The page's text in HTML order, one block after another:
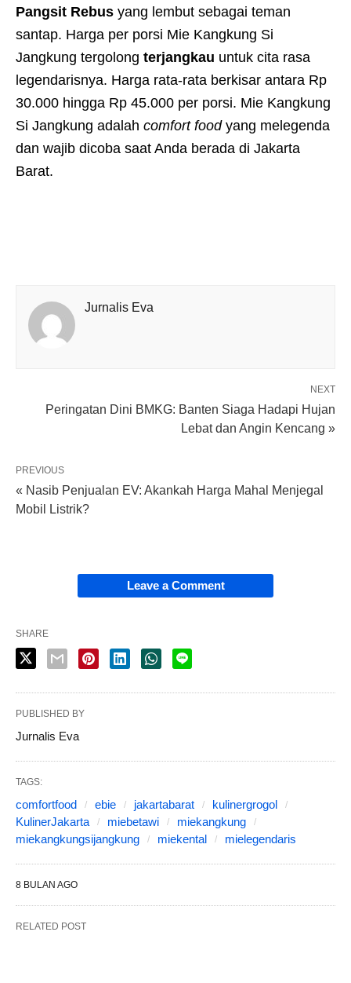
Pangsit Rebus yang lembut sebagai teman
santap. Harga per porsi Mie Kangkung Si
Jangkung tergolong terjangkau untuk cita rasa
legendarisnya. Harga rata-rata berkisar antara Rp
30.000 hingga Rp 45.000 per porsi. Mie Kangkung
Si Jangkung adalah comfort foodyang melegenda
dan wajib dicoba saat Anda berada di Jakarta
Barat.
Jurnalis Eva
NEXT
Peringatan Dini BMKG: Banten Siaga Hadapi Hujan
Lebat dan Angin Kencang »
PREVIOUS
« Nasib Penjualan EV: Akankah Harga Mahal Menjegal
Mobil Listrik?
Leave a Comment
SHARE
PUBLISHED BY
Jurnalis Eva
TAGS:
comfortfood ebie jakartabarat
kulinergrogol
KulinerJakarta
miebetawi
miekangkung
miekangkungsijangkung
miekental mielegendaris
8 BULAN AGO
RELATED POST